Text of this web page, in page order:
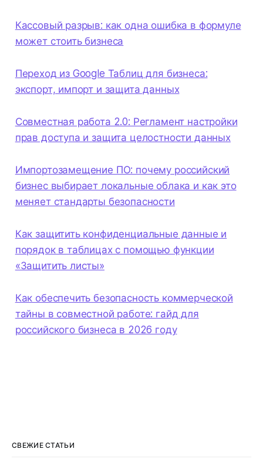
Кассовый разрыв: как одна ошибка в формуле
может стоить бизнеса
Переход из Google Таблиц для бизнеса:
экспорт, импорт и защита данных
Совместная работа 2.0: Регламент настройки
прав доступа и защита целостности данных
Импортозамещение ПО: почему российский
бизнес выбирает локальные облака и как это
меняет стандарты безопасности
Как защитить конфиденциальные данные и
порядок в таблицах с помощью функции
«Защитить листы»
Как обеспечить безопасность коммерческой
тайны в совместной работе: гайд для
российского бизнеса в 2026 году
СВЕЖИЕ СТАТЬИ